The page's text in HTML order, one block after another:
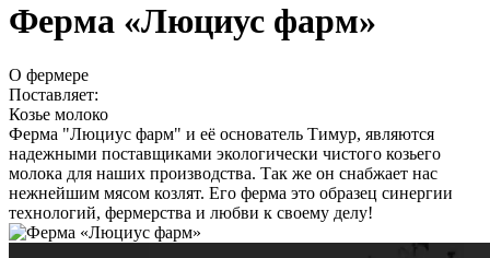
Ферма «Люциус фарм»
О фермере
Поставляет:
Козье молоко
Ферма "Люциус фарм" и её основатель Тимур, являются
надежными поставщиками экологически чистого козьего
молока для наших производства. Так же он снабжает нас
нежнейшим мясом козлят. Его ферма это образец синергии
технологий, фермерства и любви к своему делу!